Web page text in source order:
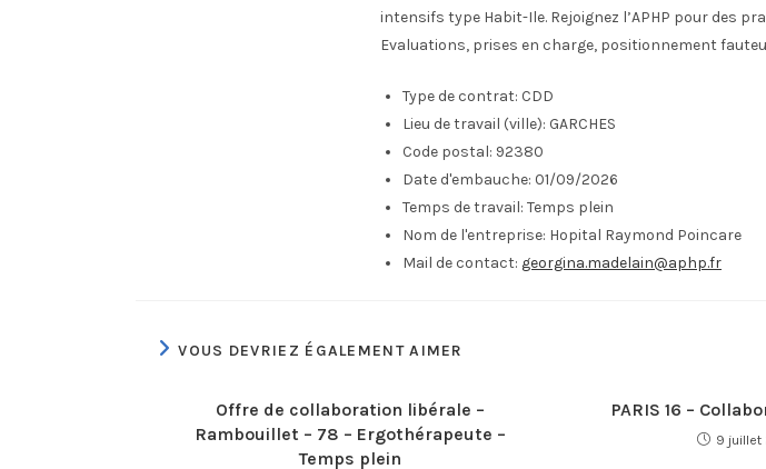
intensifs type Habit-Ile. Rejoignez l’APHP pour des
Evaluations, prises en charge, positionnement
Type de contrat: CDD
Lieu de travail (ville): GARCHES
Code postal: 92380
Date d'embauche: 01/09/2026
Temps de travail: Temps plein
Nom de l'entreprise: Hopital Raymond Poincare
Mail de contact: georgina.madelain@aphp.fr
VOUS DEVRIEZ ÉGALEMENT AIMER
Offre de collaboration libérale –
Rambouillet – 78 – Ergothérapeute –
Temps plein
PARIS 16 –
9 juillet